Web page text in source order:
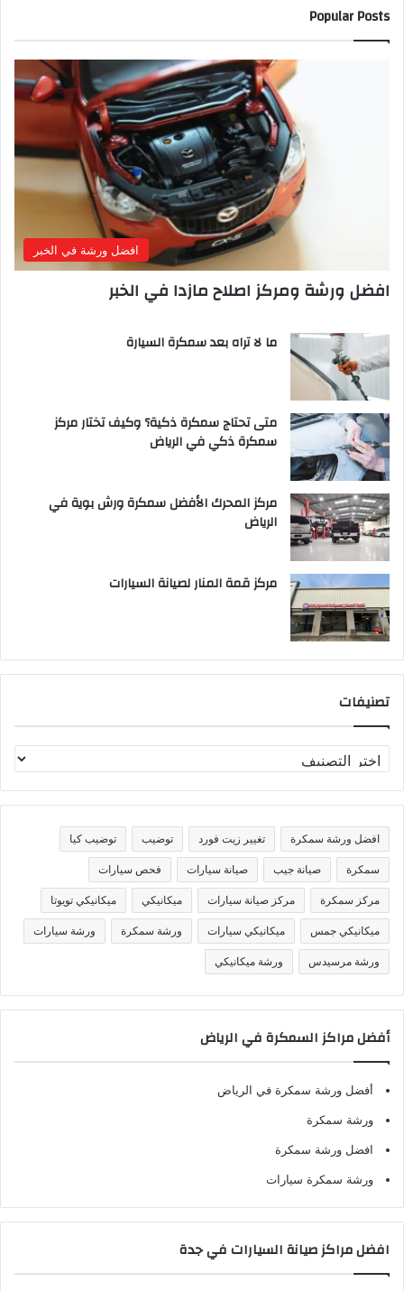
Popular Posts
افضل ورشة في الخبر
افضل ورشة ومركز اصلاح مازدا في الخبر
ما لا تراه بعد سمكرة السيارة
متى تحتاج سمكرة ذكية؟ وكيف تختار مركز
سمكرة ذكي في الرياض
مركز المحرك الأفضل سمكرة ورش بوية في
الرياض
مركز قمة المنار لصيانة السيارات
تصنيفات
ص
ن
ف
ا
افضل ورشة سمكرة تغيير زيت فورد توضيب توضيب كيا
سمكرة صيانة جيب صيانة سيارات فحص سيارات
مركز سمكرة مركز صيانة سيارات ميكانيكي ميكانيكي تويوتا
ميكانيكي جمس ميكانيكي سيارات ورشة سمكرة ورشة سيارات
ورشة مرسيدس ورشة ميكانيكي
أفضل مراكز السمكرة في الرياض
أفضل ورشة سمكرة في الرياض
ورشة سمكرة
افضل ورشة سمكرة
ورشة سمكرة سيارات
افضل مراكز صيانة السيارات في جدة